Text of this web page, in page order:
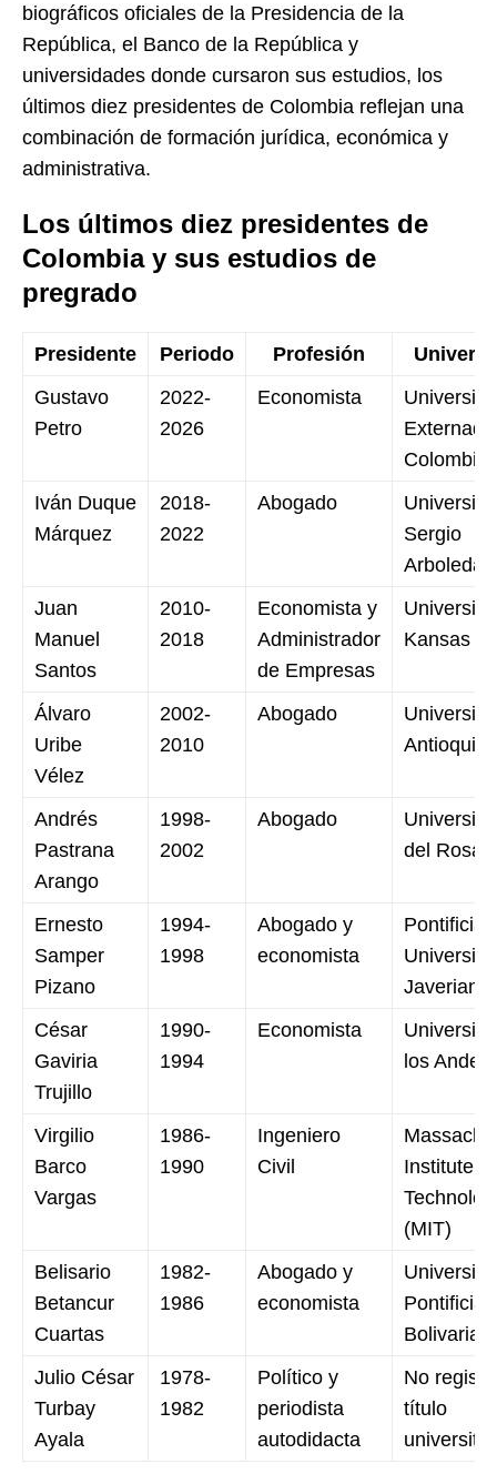
biográficos oficiales de la Presidencia de la
República, el Banco de la República y
universidades donde cursaron sus estudios, los
últimos diez presidentes de Colombia reflejan una
combinación de formación jurídica, económica y
administrativa.
Los últimos diez presidentes de
Colombia y sus estudios de
pregrado
Presidente Periodo Profesión
Gustavo
Petro
2022-
2026
Economista
Colombia
Iván Duque
Márquez
2018-
2022
Abogado
Sergio
Arboleda
Juan
Manuel
Santos
2010-
2018
Economista y
Administrador
de Empresas
Kansas
Álvaro
Uribe
Vélez
2002-
2010
Abogado
Antioquia
Andrés
Pastrana
Arango
1998-
2002
Abogado
del
Ernesto
Samper
Pizano
1994-
1998
Abogado y
economista
Pontificia
Javeriana
César
Gaviria
Trujillo
1990-
1994
Economista
los Andes
Virgilio
Barco
Vargas
1986-
1990
Ingeniero
Civil
Institute of
(MIT)
Belisario
Betancur
Cuartas
1982-
1986
Abogado y
economista
Pontificia
Julio César
Turbay
Ayala
1978-
1982
Político y
periodista
autodidacta
No
título